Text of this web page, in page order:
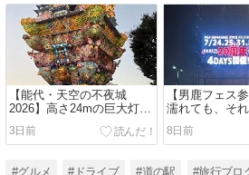
【能代・天空の不夜城
2026】高さ24mの巨大灯籠
に妻と絶句。竿燈まつりと
はまったく違う、秋田のも
3日前
【男鹿フェス
濡れても、そ
来たい」と思
2027年、20周
8日前
#グルメ #ドライブ #道の駅 #旅行ブロ